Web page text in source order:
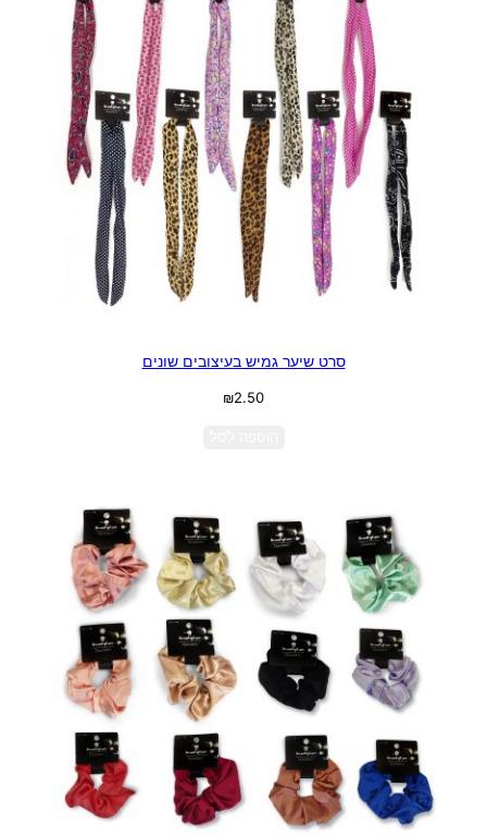
סרט שיער גמיש בעיצובים שונים
₪2.50